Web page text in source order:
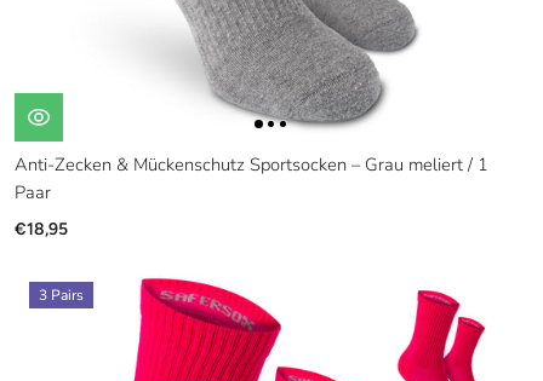
Anti-Zecken & Mückenschutz Sportsocken – Grau meliert / 1
Paar
€18,95
3 Pairs